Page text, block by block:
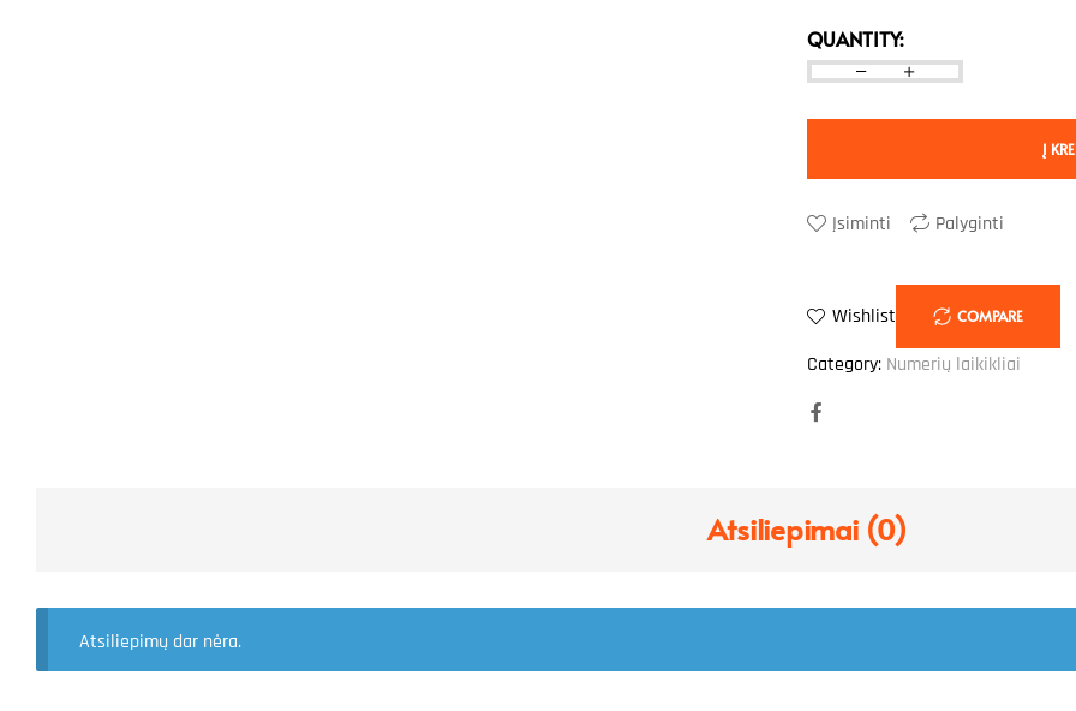
QUANTITY:
Į
Įsiminti Palyginti
Wishlist COMPARE
Category: Numerių laikikliai
Atsiliepimai (0)
Atsiliepimų dar nėra.